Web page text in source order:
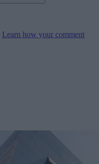
Learn how your comment